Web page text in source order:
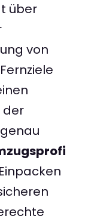
über
von
der